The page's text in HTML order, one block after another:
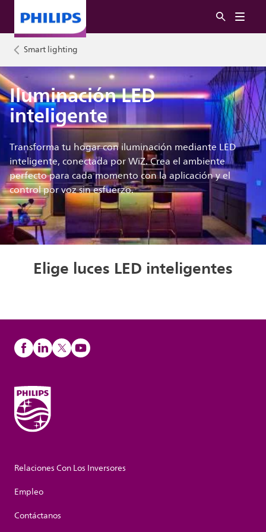
Smart lighting
Iluminación LED
inteligente
Transforma tu hogar con iluminación mediante LED
inteligente, conectada por WiZ. Crea el ambiente
perfecto para cada momento con la aplicación y el
control por voz sin esfuerzo.
Elige luces LED inteligentes
Relaciones Con Los Inversores
Empleo
Contáctanos